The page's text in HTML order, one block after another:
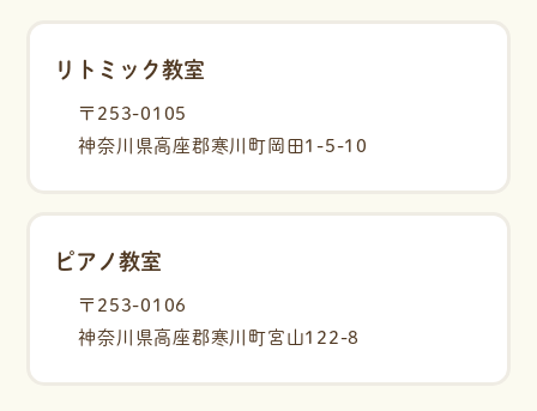
リトミック教室
〒253-0105
神奈川県高座郡寒川町岡田1-5-10
ピアノ教室
〒253-0106
神奈川県高座郡寒川町宮山122-8